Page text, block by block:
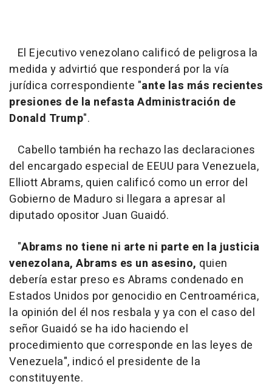
El Ejecutivo venezolano calificó de peligrosa la
medida y advirtió que responderá por la vía
jurídica correspondiente "ante las más recientes
presiones de la nefasta Administración de
Donald Trump".
Cabello también ha rechazo las declaraciones
del encargado especial de EEUU para Venezuela,
Elliott Abrams, quien calificó como un error del
Gobierno de Maduro si llegara a apresar al
diputado opositor Juan Guaidó.
"Abrams no tiene ni arte ni parte en la justicia
venezolana, Abrams es un asesino, quien
debería estar preso es Abrams condenado en
Estados Unidos por genocidio en Centroamérica,
la opinión del él nos resbala y ya con el caso del
señor Guaidó se ha ido haciendo el
procedimiento que corresponde en las leyes de
Venezuela", indicó el presidente de la
constituyente.